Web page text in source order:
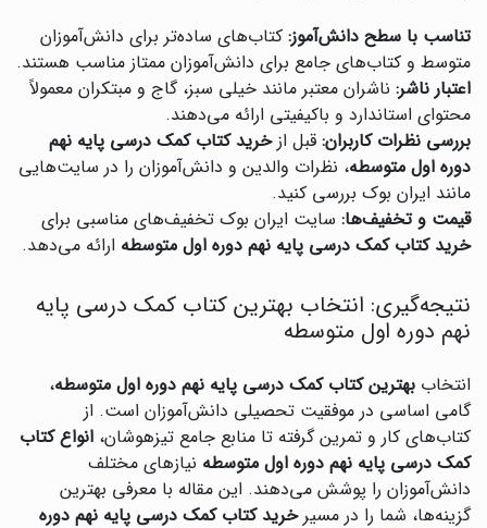
تناسب با سطح دانش‌آموز: کتاب‌های ساده‌تر برای دانش‌آموزان
متوسط و کتاب‌های جامع برای دانش‌آموزان ممتاز مناسب هستند.
اعتبار ناشر: ناشران معتبر مانند خیلی سبز، گاج و مبتکران معمولاً
محتوای استاندارد و باکیفیتی ارائه می‌دهند.
بررسی نظرات کاربران: قبل ازخرید کتاب کمک درسی پایه نهم
دوره اول متوسطه، نظرات والدین و دانش‌آموزان را در سایت‌هایی
مانند ایران بوک بررسی کنید.
قیمت و تخفیف‌ها: سایت ایران بوک تخفیف‌های مناسبی برای
خرید کتاب کمک درسی پایه نهم دوره اول متوسطه ارائه می‌دهد.
نتیجه‌گیری: انتخاب بهترین کتاب کمک درسی پایه
نهم دوره اول متوسطه
انتخاب بهترین کتاب کمک درسی پایه نهم دوره اول متوسطه،
گامی اساسی در موفقیت تحصیلی دانش‌آموزان است. از
کتاب‌های کار و تمرین گرفته تا منابع جامع تیزهوشان، انواع کتاب
کمک درسی پایه نهم دوره اول متوسطه نیازهای مختلف
دانش‌آموزان را پوشش می‌دهند. این مقاله با معرفی بهترین
گزینه‌ها، شما را در مسیرخرید کتاب کمک درسی پایه نهم دوره